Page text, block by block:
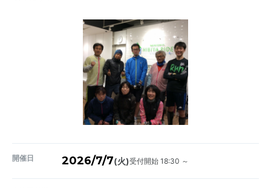
開催日 2026/7/7(火)受付開始 18:30 ～